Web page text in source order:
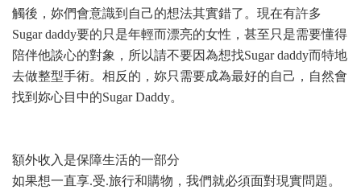
觸後，妳們會意識到自己的想法其實錯了。現在有許多
Sugar daddy要的只是年輕而漂亮的女性，甚至只是需要懂得
陪伴他談心的對象，所以請不要因為想找Sugar daddy而特地
去做整型手術。相反的，妳只需要成為最好的自己，自然會
找到妳心目中的Sugar Daddy。
額外收入是保障生活的一部分
如果想一直享.受.旅行和購物，我們就必須面對現實問題。